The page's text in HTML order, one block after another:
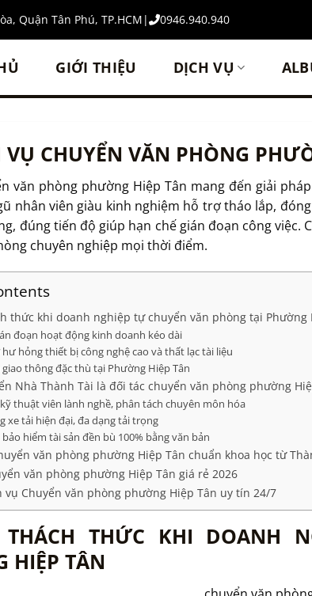
Quận Tân Phú, TP.HCM | 0946.940.940
GIỚI THIỆU DỊCH VỤ
VỤ CHUYỂN VĂN PHÒNG
văn phòng phường Hiệp Tân mang đến giải
nhân viên giàu kinh nghiệm hỗ trợ tháo lắp,
đúng tiến độ giúp hạn chế gián đoạn công
chuyên nghiệp mọi thời điểm.
thức khi doanh nghiệp tự chuyển văn phòng tại Phường
đoạn hoạt động kinh doanh kéo dài
hư hỏng thiết bị công nghệ cao và thất lạc tài liệu
thông đặc thù tại Phường Hiệp Tân
Nhà Thành Tài là đối tác chuyển văn phòng phường
thuật viên lành nghề, phân tách chuyên môn hóa
xe tải hiện đại, đa dạng tải trọng
hiểm tài sản đền bù 100% bằng văn bản
văn phòng phường Hiệp Tân chuẩn khoa học từ
văn phòng phường Hiệp Tân giá rẻ 2026
vụ Chuyển văn phòng phường Hiệp Tân uy tín 24/7
THỨC KHI DOANH
HIỆP TÂN